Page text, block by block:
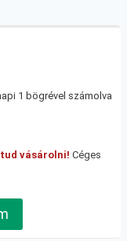
1 bögrével számolva
vásárolni! Céges